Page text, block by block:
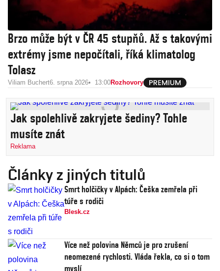
Brzo může být v ČR 45 stupňů. Až s takovými
extrémy jsme nepočítali, říká klimatolog
Tolasz
Viliam Buchert6. srpna 2026 13:00Rozhovory
Jak spolehlivě zakryjete šediny? Tohle
musíte znát
Reklama
Články z jiných titulů
Smrt holčičky v Alpách: Češka zemřela při
túře s rodiči
Blesk.cz
Více než polovina Němců je pro zrušení
neomezené rychlosti. Vláda řekla, co si o tom
myslí